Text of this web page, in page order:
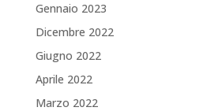
Gennaio 2023
Dicembre 2022
Giugno 2022
Aprile 2022
Marzo 2022